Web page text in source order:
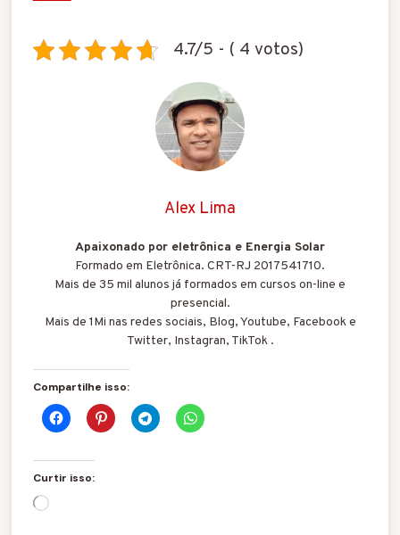
4.7/5 - ( 4 votos)
Alex Lima
Apaixonado por eletrônica e Energia Solar
Formado em Eletrônica. CRT-RJ 2017541710.
Mais de 35 mil alunos já formados em cursos on-line e
presencial.
Mais de 1Mi nas redes sociais, Blog, Youtube, Facebook e
Twitter, Instagran, TikTok .
Compartilhe isso:
Curtir isso:
C